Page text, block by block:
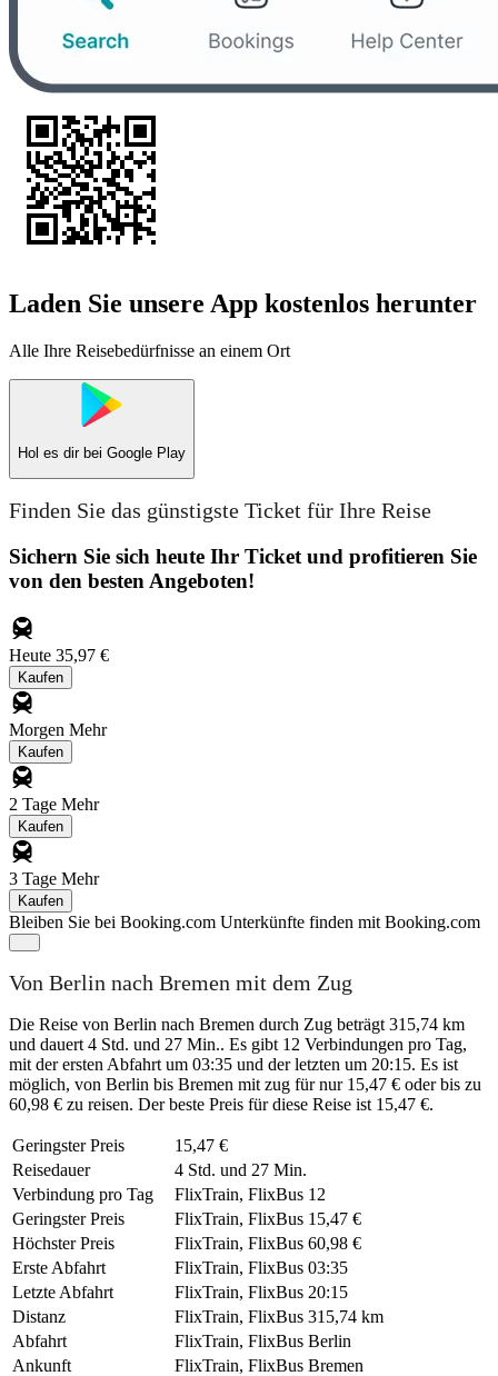
Laden Sie unsere App kostenlos herunter
Alle Ihre Reisebedürfnisse an einem Ort
Hol es dir bei Google Play
Finden Sie das günstigste Ticket für Ihre Reise
Sichern Sie sich heute Ihr Ticket und profitieren Sie
von den besten Angeboten!
Heute 35,97 €
Kaufen
Morgen Mehr
Kaufen
2 Tage Mehr
Kaufen
3 Tage Mehr
Kaufen
Bleiben Sie bei Booking.com Unterkünfte finden mit Booking.com
Von Berlin nach Bremen mit dem Zug
Die Reise von Berlin nach Bremen durch Zug beträgt 315,74 km
und dauert 4 Std. und 27 Min.. Es gibt 12 Verbindungen pro Tag,
mit der ersten Abfahrt um 03:35 und der letzten um 20:15. Es ist
möglich, von Berlin bis Bremen mit zug für nur 15,47 € oder bis zu
60,98 € zu reisen. Der beste Preis für diese Reise ist 15,47 €.
Geringster Preis
15,47 €
Reisedauer
4 Std. und 27 Min.
Verbindung pro Tag
FlixTrain, FlixBus 12
Geringster Preis
FlixTrain, FlixBus 15,47 €
Höchster Preis
FlixTrain, FlixBus 60,98 €
Erste Abfahrt
FlixTrain, FlixBus 03:35
Letzte Abfahrt
FlixTrain, FlixBus 20:15
Distanz
FlixTrain, FlixBus 315,74 km
Abfahrt
FlixTrain, FlixBus Berlin
Ankunft
FlixTrain, FlixBus Bremen